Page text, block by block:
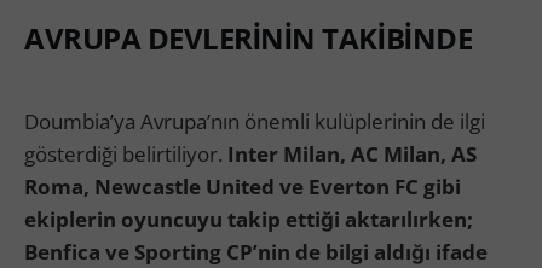
AVRUPA DEVLERİNİN TAKİBİNDE
Doumbia’ya Avrupa’nın önemli kulüplerinin de ilgi
gösterdiği belirtiliyor. Inter Milan, AC Milan, AS
Roma, Newcastle United ve Everton FC gibi
ekiplerin oyuncuyu takip ettiği aktarılırken;
Benfica ve Sporting CP’nin de bilgi aldığı ifade